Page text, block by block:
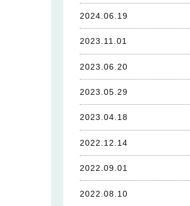
2024.06.19
2023.11.01
2023.06.20
2023.05.29
2023.04.18
2022.12.14
2022.09.01
2022.08.10